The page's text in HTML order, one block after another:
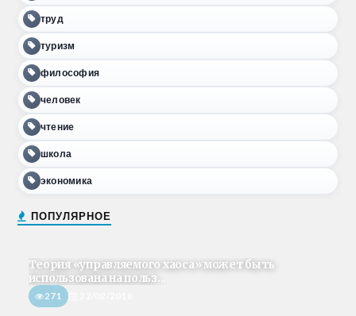
труд
туризм
философия
человек
чтение
школа
экономика
ПОПУЛЯРНОЕ
Теория «управляемого хаоса» может быть
использована на польз...
271